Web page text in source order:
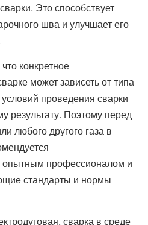
Это способствует
шва и улучшает его
конкретное
может зависеть от типа
проведения сварки
результату. Поэтому перед
любого другого газа в
опытным профессионалом и
стандарты и нормы
сварка в среде